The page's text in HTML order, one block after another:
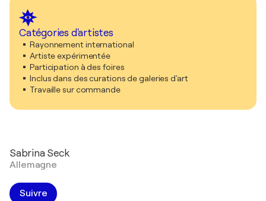
Catégories d'artistes
Rayonnement international
Artiste expérimentée
Participation à des foires
Inclus dans des curations de galeries d'art
Travaille sur commande
Sabrina Seck
Allemagne
Suivre